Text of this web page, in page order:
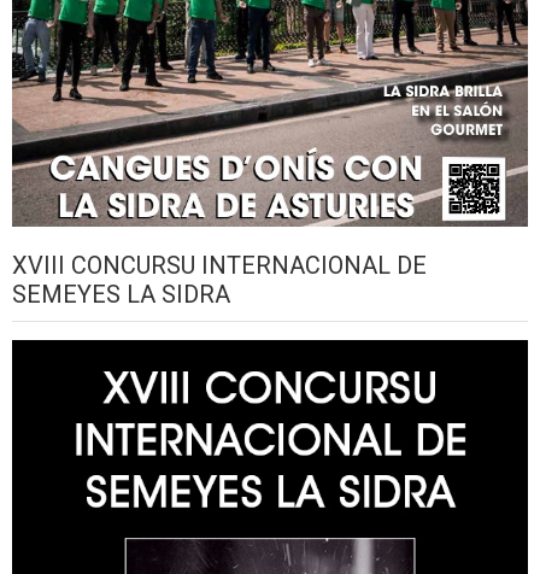
XVIII CONCURSU INTERNACIONAL DE
SEMEYES LA SIDRA